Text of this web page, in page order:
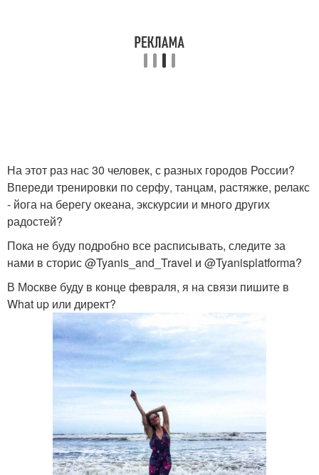
На этот раз нас 30 человек, с разных городов России?
Впереди тренировки по серфу, танцам, растяжке, релакс
- йога на берегу океана, экскурсии и много других
радостей?
Пока не буду подробно все расписывать, следите за
нами в сторис @Tyanis_and_Travel и @Tyanisplatforma?
В Москве буду в конце февраля, я на связи пишите в
What up или директ?